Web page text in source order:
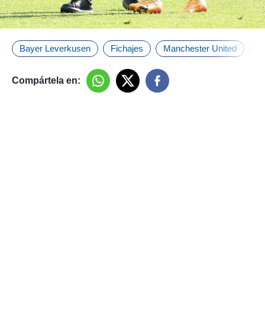
Bayer Leverkusen Fichajes Manchester United
Compártela en: